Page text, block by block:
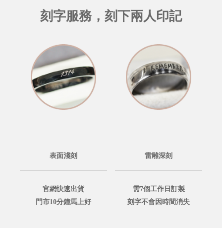
刻字服務，刻下兩人印記
表面淺刻
官網快速出貨
門市10分鐘馬上好
雷雕深刻
需7個工作日訂製
刻字不會因時間消失